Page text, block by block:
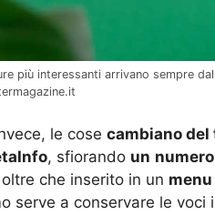
più interessanti arrivano sempre
le cose cambiano
, sfiorando un numero
che inserito in un
serve a conservare le